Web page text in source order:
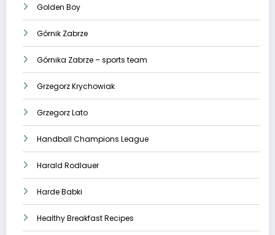
Golden Boy
Górnik Zabrze
Górnika Zabrze – sports team
Grzegorz Krychowiak
Grzegorz Lato
Handball Champions League
Harald Rodlauer
Harde Babki
Healthy Breakfast Recipes